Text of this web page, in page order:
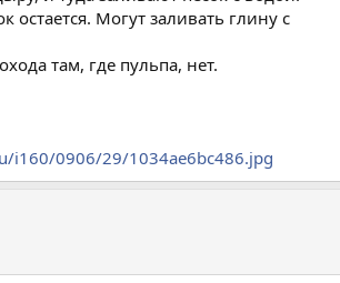
остается. Могут заливать глину с
там, где пульпа, нет.
i160/0906/29/1034ae6bc486.jpg